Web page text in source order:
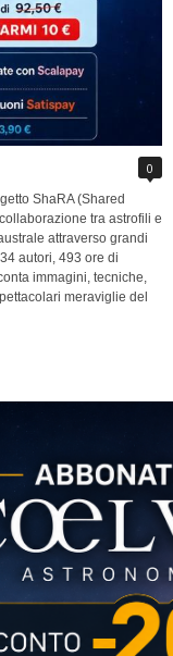
0
ShaRA (Shared
tra astrofili e
attraverso grandi
autori, 493 ore di
immagini, tecniche,
meraviglie del